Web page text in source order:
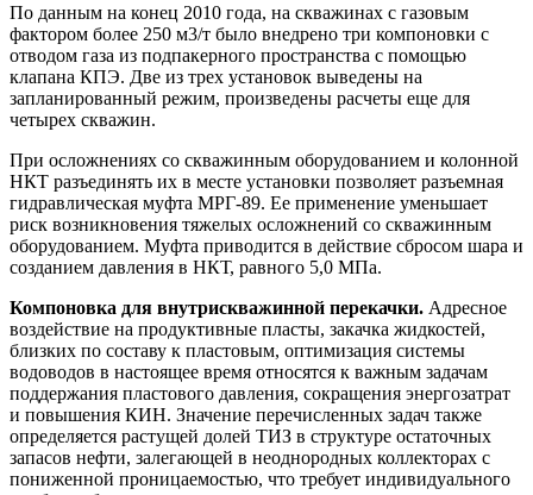
По данным на конец 2010 года, на скважинах с газовым
фактором более 250 м3/т было внедрено три компоновки с
отводом газа из подпакерного пространства с помощью
клапана КПЭ. Две из трех установок выведены на
запланированный режим, произведены расчеты еще для
четырех скважин.
При осложнениях со скважинным оборудованием и колонной
НКТ разъединять их в месте установки позволяет разъемная
гидравлическая муфта МРГ-89. Ее применение уменьшает
риск возникновения тяжелых осложнений со скважинным
оборудованием. Муфта приводится в действие сбросом шара и
созданием давления в НКТ, равного 5,0 МПа.
Компоновка для внутрискважинной перекачки. Адресное
воздействие на продуктивные пласты, закачка жидкостей,
близких по составу к пластовым, оптимизация системы
водоводов в настоящее время относятся к важным задачам
поддержания пластового давления, сокращения энергозатрат
и повышения КИН. Значение перечисленных задач также
определяется растущей долей ТИЗ в структуре остаточных
запасов нефти, залегающей в неоднородных коллекторах с
пониженной проницаемостью, что требует индивидуального